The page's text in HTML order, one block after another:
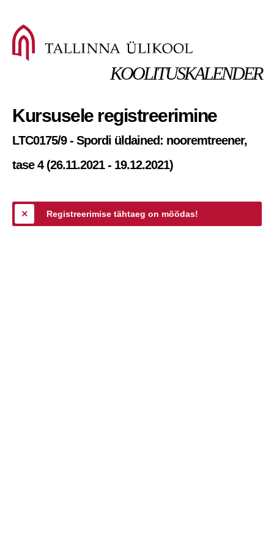
KOOLITUSKALENDER
Kursusele registreerimine
LTC0175/9 - Spordi üldained: nooremtreener,
tase 4 (26.11.2021 - 19.12.2021)
Registreerimise tähtaeg on möödas!